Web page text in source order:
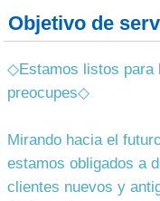
Objetivo de
◇Estamos listos para
preocupes◇
Mirando hacia el
estamos obligados a
clientes nuevos y